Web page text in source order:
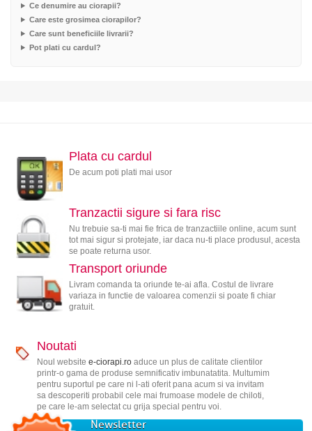
Ce denumire au ciorapii?
Care este grosimea ciorapilor?
Care sunt beneficiile livrarii?
Pot plati cu cardul?
Plata cu cardul
De acum poti plati mai usor
Tranzactii sigure si fara risc
Nu trebuie sa-ti mai fie frica de tranzactiile online, acum sunt
tot mai sigur si protejate, iar daca nu-ti place produsul, acesta
se poate returna usor.
Transport oriunde
Livram comanda ta oriunde te-ai afla. Costul de livrare
variaza in functie de valoarea comenzii si poate fi chiar
gratuit.
Noutati
Noul website e-ciorapi.roaduce un plus de calitate clientilor
printr-o gama de produse semnificativ imbunatatita. Multumim
pentru suportul pe care ni l-ati oferit pana acum si va invitam
sa descoperiti probabil cele mai frumoase modele de chiloti,
pe care le-am selectat cu grija special pentru voi.
Newsletter